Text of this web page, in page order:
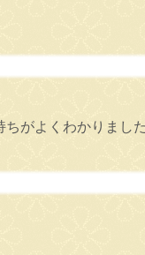
がよくわかりまし